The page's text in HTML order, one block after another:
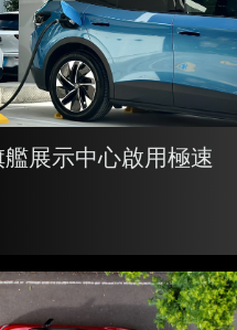
展示中心啟用極速